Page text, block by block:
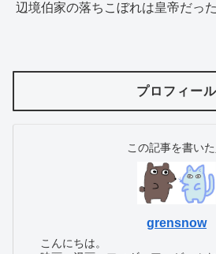
辺境伯家の落ちこぼれは皇帝だった
プロフィール
この記事を書いた
grensnow
こんにちは。